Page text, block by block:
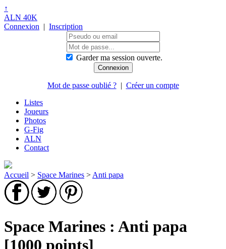
↑
ALN 40K
Connexion | Inscription
Garder ma session ouverte.
Mot de passe oublié ?| Créer un compte
Listes
Joueurs
Photos
G-Fig
ALN
Contact
Accueil > Space Marines > Anti papa
Space Marines : Anti papa
[1000 points]